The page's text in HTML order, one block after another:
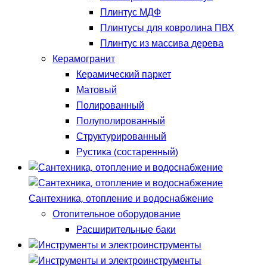
Плинтус МДФ
Плинтусы для ковролина ПВХ
Плинтус из массива дерева
Керамогранит
Керамический паркет
Матовый
Полированный
Полуполированный
Структурированный
Рустика (состаренный)
Сантехника, отопление и водоснабжение
Отопительное оборудование
Расширительные баки